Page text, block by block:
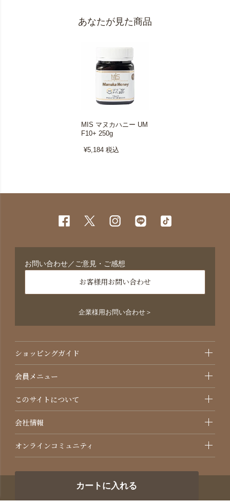
カートに入れる
あなたが見た商品
MIS マヌカハニー UM
F10+ 250g
¥5,184 税込
お問い合わせ／ご意見・ご感想
お客様用お問い合わせ
企業様用お問い合わせ＞
ショッピングガイド
会員メニュー
このサイトについて
会社情報
オンラインコミュニティ
©2021 国産オーガニック化粧品・サプリメントのAMRITARA